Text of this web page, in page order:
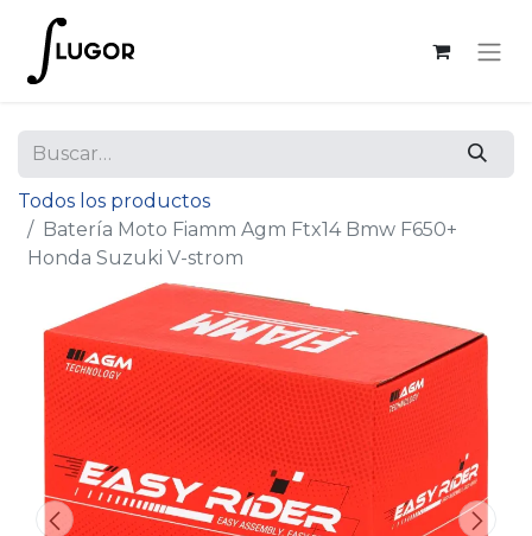
Todos los productos
Batería Moto Fiamm Agm Ftx14 Bmw F650+
Honda Suzuki V-strom